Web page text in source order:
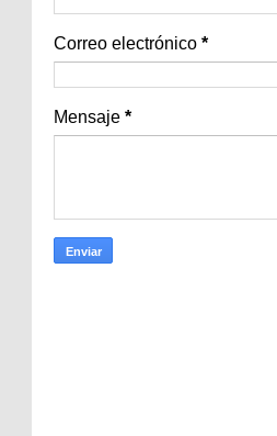
Correo electrónico *
Mensaje *